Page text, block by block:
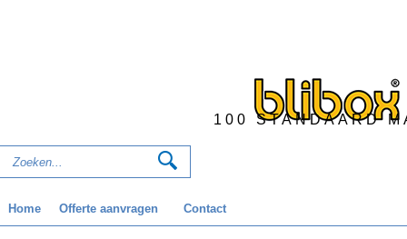
100 STANDAARD
Home Offerte aanvragen Contact